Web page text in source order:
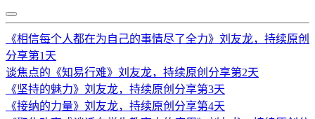
《相信每个人都在为自己的事情尽了全力》刘友龙，持续原创
分享第1天
谈焦点的《知易行难》刘友龙，持续原创分享第2天
《坚持的魅力》刘友龙，持续原创分享第3天
《接纳的力量》刘友龙，持续原创分享第4天